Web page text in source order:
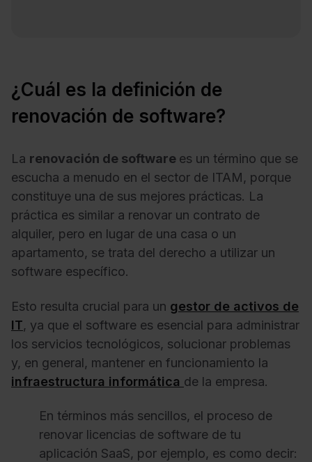
¿Cuál es la definición de
renovación de software?
La renovación de software es un término que se
escucha a menudo en el sector de ITAM, porque
constituye una de sus mejores prácticas. La
práctica es similar a renovar un contrato de
alquiler, pero en lugar de una casa o un
apartamento, se trata del derecho a utilizar un
software específico.
Esto resulta crucial para un gestor de activos de
IT, ya que el software es esencial para administrar
los servicios tecnológicos, solucionar problemas
y, en general, mantener en funcionamiento la
infraestructura informática de la empresa.
En términos más sencillos, el proceso de
renovar licencias de software de tu
aplicación SaaS, por ejemplo, es como decir: